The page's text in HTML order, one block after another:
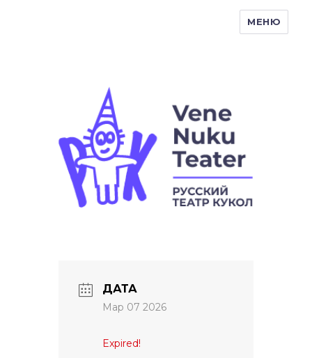
МЕНЮ
ДАТА
Мар 07 2026
Expired!